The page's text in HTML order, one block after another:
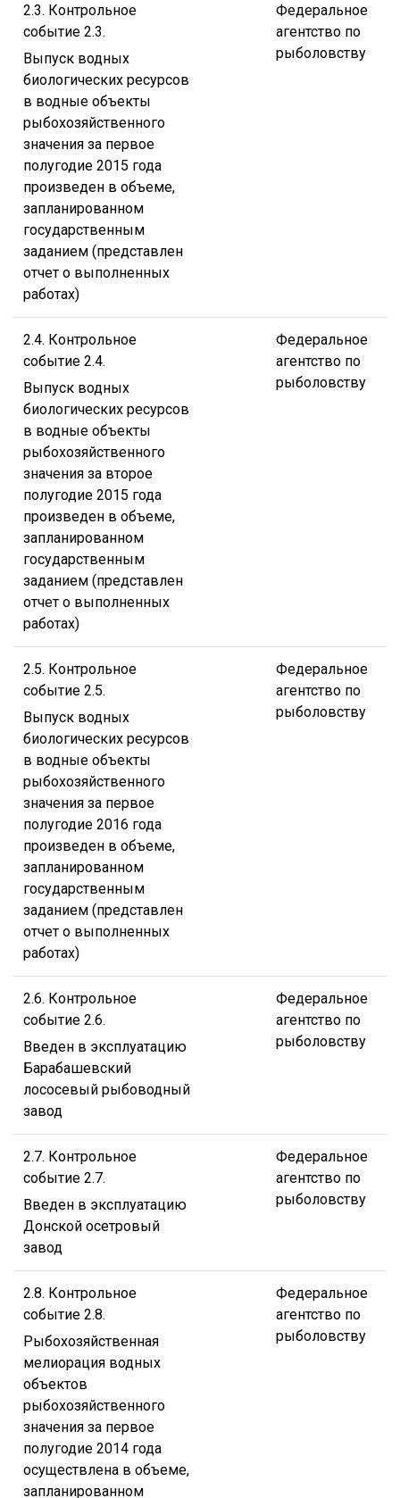
2.3. Контрольное
событие 2.3.
Выпуск водных
биологических ресурсов
в водные объекты
рыбохозяйственного
значения за первое
полугодие 2015 года
произведен в объеме,
запланированном
государственным
заданием (представлен
отчет о выполненных
работах)
Федеральное
агентство по
рыболовству
2.4. Контрольное
событие 2.4.
Выпуск водных
биологических ресурсов
в водные объекты
рыбохозяйственного
значения за второе
полугодие 2015 года
произведен в объеме,
запланированном
государственным
заданием (представлен
отчет о выполненных
работах)
Федеральное
агентство по
рыболовству
2.5. Контрольное
событие 2.5.
Выпуск водных
биологических ресурсов
в водные объекты
рыбохозяйственного
значения за первое
полугодие 2016 года
произведен в объеме,
запланированном
государственным
заданием (представлен
отчет о выполненных
работах)
Федеральное
агентство по
рыболовству
2.6. Контрольное
событие 2.6.
Введен в эксплуатацию
Барабашевский
лососевый рыбоводный
завод
Федеральное
агентство по
рыболовству
2.7. Контрольное
событие 2.7.
Введен в эксплуатацию
Донской осетровый
завод
Федеральное
агентство по
рыболовству
2.8. Контрольное
событие 2.8.
Рыбохозяйственная
мелиорация водных
объектов
рыбохозяйственного
значения за первое
полугодие 2014 года
осуществлена в объеме,
запланированном
Федеральное
агентство по
рыболовству